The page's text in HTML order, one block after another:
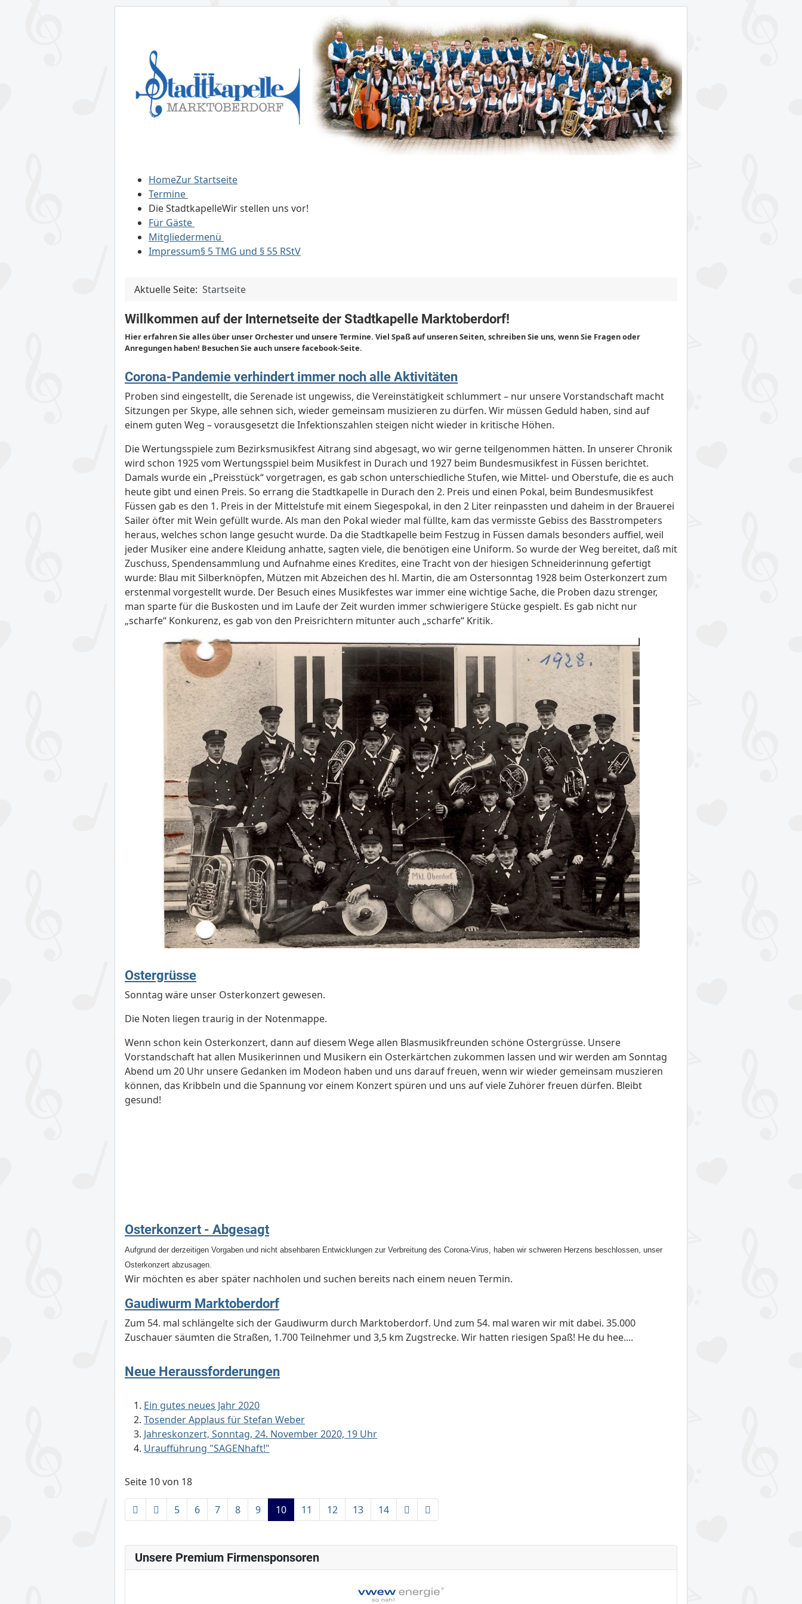
HomeZur Startseite
Termine
Die StadtkapelleWir stellen uns vor!
Für Gäste
Mitgliedermenü
Impressum§ 5 TMG und § 55 RStV
Aktuelle Seite: Startseite
Willkommen auf der Internetseite der Stadtkapelle Marktoberdorf!
Hier erfahren Sie alles über unser Orchester und unsere Termine. Viel Spaß auf unseren Seiten, schreiben Sie uns, wenn Sie Fragen oder
Anregungen haben! Besuchen Sie auch unsere facebook-Seite.
Corona-Pandemie verhindert immer noch alle Aktivitäten
Proben sind eingestellt, die Serenade ist ungewiss, die Vereinstätigkeit schlummert – nur unsere Vorstandschaft macht
Sitzungen per Skype, alle sehnen sich, wieder gemeinsam musizieren zu dürfen. Wir müssen Geduld haben, sind auf
einem guten Weg – vorausgesetzt die Infektionszahlen steigen nicht wieder in kritische Höhen.
Die Wertungsspiele zum Bezirksmusikfest Aitrang sind abgesagt, wo wir gerne teilgenommen hätten. In unserer Chronik
wird schon 1925 vom Wertungsspiel beim Musikfest in Durach und 1927 beim Bundesmusikfest in Füssen berichtet.
Damals wurde ein „Preisstück“ vorgetragen, es gab schon unterschiedliche Stufen, wie Mittel- und Oberstufe, die es auch
heute gibt und einen Preis. So errang die Stadtkapelle in Durach den 2. Preis und einen Pokal, beim Bundesmusikfest
Füssen gab es den 1. Preis in der Mittelstufe mit einem Siegespokal, in den 2 Liter reinpassten und daheim in der Brauerei
Sailer öfter mit Wein gefüllt wurde. Als man den Pokal wieder mal füllte, kam das vermisste Gebiss des Basstrompeters
heraus, welches schon lange gesucht wurde. Da die Stadtkapelle beim Festzug in Füssen damals besonders auffiel, weil
jeder Musiker eine andere Kleidung anhatte, sagten viele, die benötigen eine Uniform. So wurde der Weg bereitet, daß mit
Zuschuss, Spendensammlung und Aufnahme eines Kredites, eine Tracht von der hiesigen Schneiderinnung gefertigt
wurde: Blau mit Silberknöpfen, Mützen mit Abzeichen des hl. Martin, die am Ostersonntag 1928 beim Osterkonzert zum
erstenmal vorgestellt wurde. Der Besuch eines Musikfestes war immer eine wichtige Sache, die Proben dazu strenger,
man sparte für die Buskosten und im Laufe der Zeit wurden immer schwierigere Stücke gespielt. Es gab nicht nur
„scharfe“ Konkurenz, es gab von den Preisrichtern mitunter auch „scharfe“ Kritik.
Ostergrüsse
Sonntag wäre unser Osterkonzert gewesen.
Die Noten liegen traurig in der Notenmappe.
Wenn schon kein Osterkonzert, dann auf diesem Wege allen Blasmusikfreunden schöne Ostergrüsse. Unsere
Vorstandschaft hat allen Musikerinnen und Musikern ein Osterkärtchen zukommen lassen und wir werden am Sonntag
Abend um 20 Uhr unsere Gedanken im Modeon haben und uns darauf freuen, wenn wir wieder gemeinsam muszieren
können, das Kribbeln und die Spannung vor einem Konzert spüren und uns auf viele Zuhörer freuen dürfen. Bleibt
gesund!
Osterkonzert - Abgesagt
Aufgrund der derzeitigen Vorgaben und nicht absehbaren Entwicklungen zur Verbreitung des Corona-Virus, haben wir schweren Herzens beschlossen, unser
Osterkonzert abzusagen.
Wir möchten es aber später nachholen und suchen bereits nach einem neuen Termin.
Gaudiwurm Marktoberdorf
Zum 54. mal schlängelte sich der Gaudiwurm durch Marktoberdorf. Und zum 54. mal waren wir mit dabei. 35.000
Zuschauer säumten die Straßen, 1.700 Teilnehmer und 3,5 km Zugstrecke. Wir hatten riesigen Spaß! He du hee....
Neue Heraussforderungen
Ein gutes neues Jahr 2020
Tosender Applaus für Stefan Weber
Jahreskonzert, Sonntag, 24. November 2020, 19 Uhr
Uraufführung "SAGENhaft!"
Seite 10 von 18
5 6 7 8 9 10 11 12 13 14
Unsere Premium Firmensponsoren